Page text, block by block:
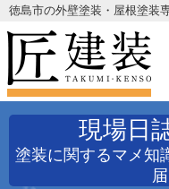
徳島市の外壁塗装・屋根塗装
現場日
塗装に関するマメ知